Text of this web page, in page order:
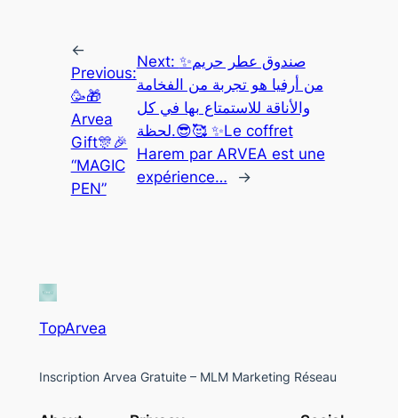
←
Previous:
🥳🎁
Arvea
Gift🎊🎉
“MAGIC
PEN”
Next: ✨صندوق عطر حريم
من أرفيا هو تجربة من الفخامة
والأناقة للاستمتاع بها في كل
لحظة.😎🥰 ✨Le coffret
Harem par ARVEA est une
expérience…
→
TopArvea
Inscription Arvea Gratuite – MLM Marketing Réseau